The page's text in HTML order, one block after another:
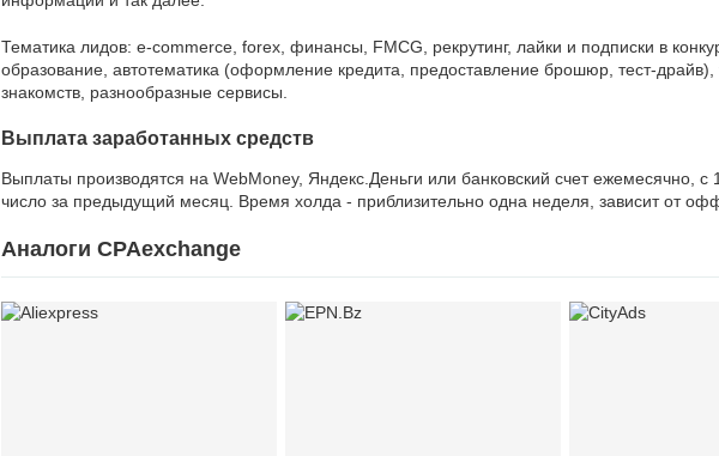
Тематика лидов: e-commerce, forex, финансы, FMCG, рекрутинг, лайки и подписки в
образование, автотематика (оформление кредита, предоставление брошюр, тест-драйв),
знакомств, разнообразные сервисы.
Выплата заработанных средств
Выплаты производятся на WebMoney, Яндекс.Деньги или банковский счет ежемесячно, с
число за предыдущий месяц. Время холда - приблизительно одна неделя, зависит от
Аналоги CPAexchange